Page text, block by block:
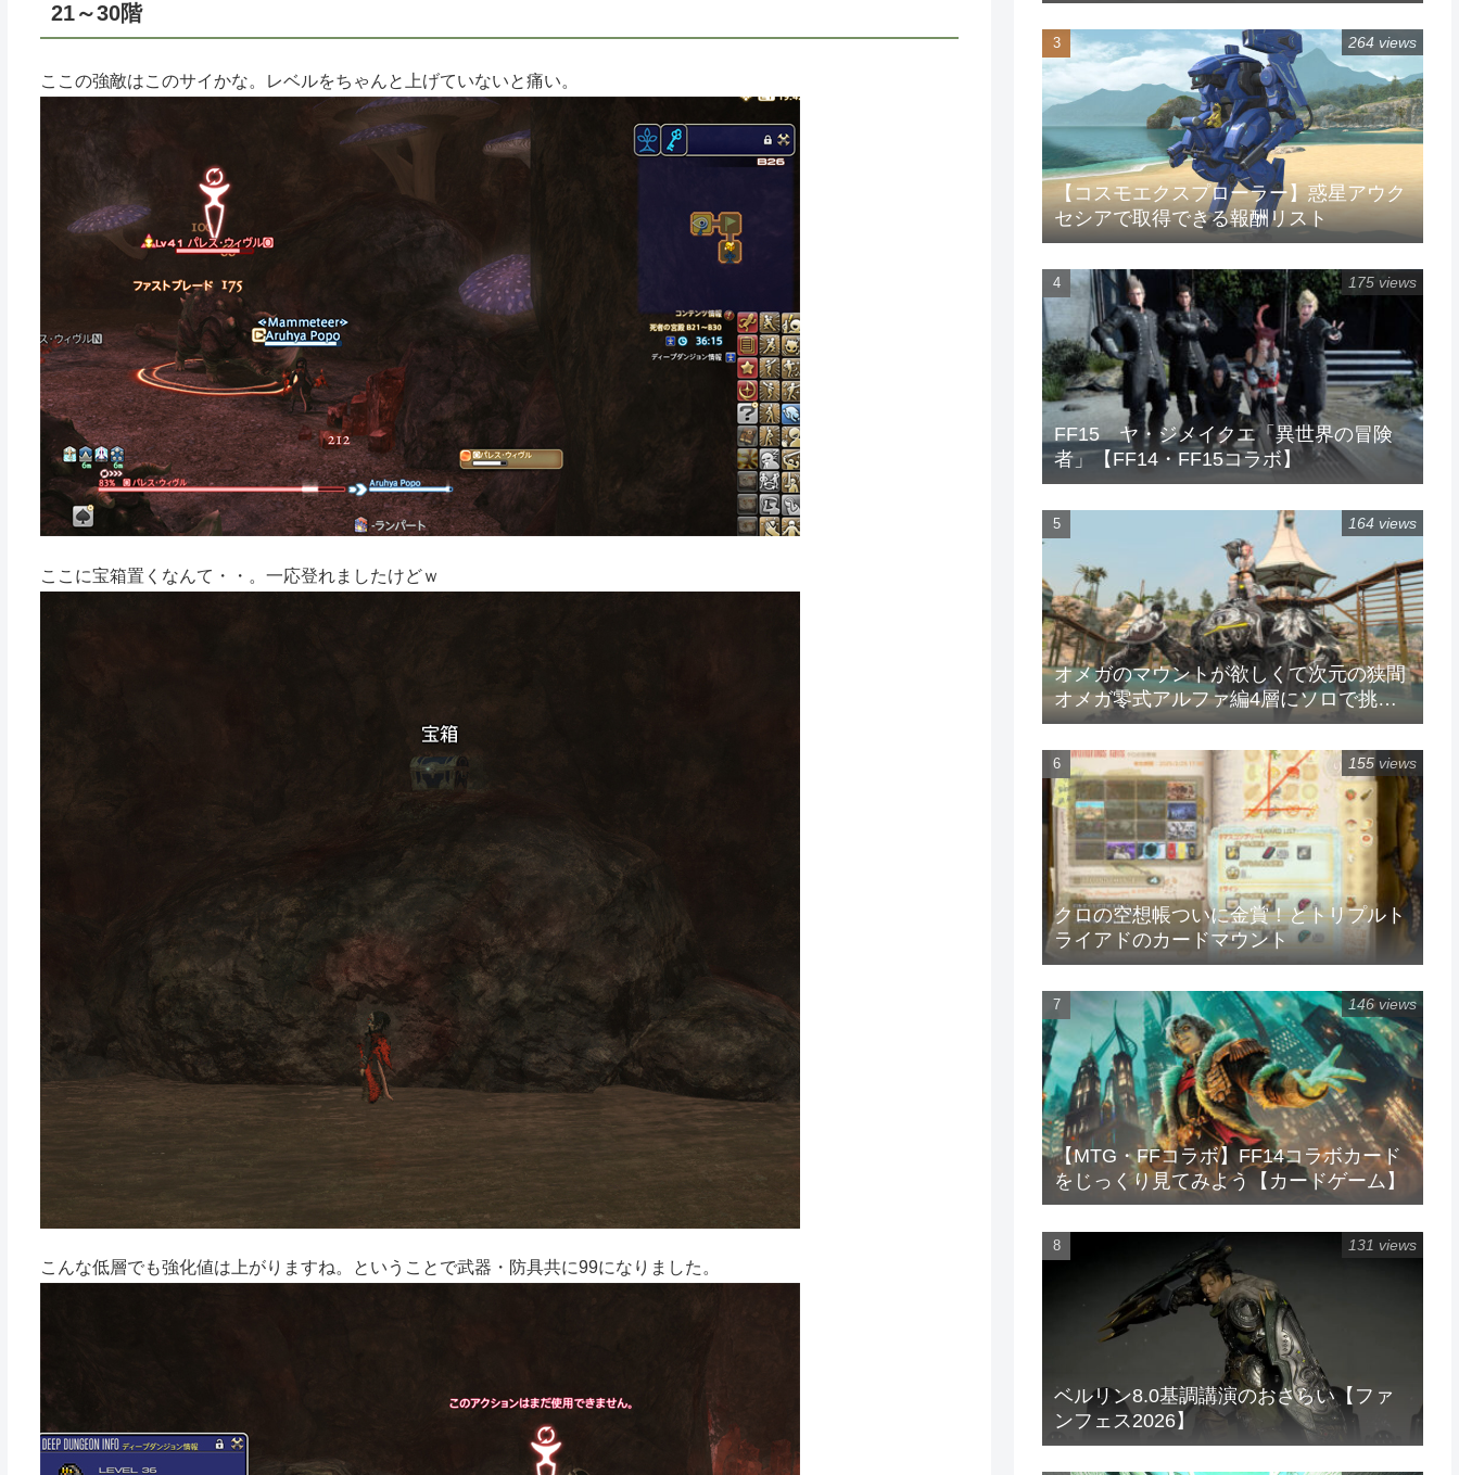
21～30階
ここの強敵はこのサイかな。レベルをちゃんと上げていないと痛い。
ここに宝箱置くなんて・・。一応登れましたけどｗ
こんな低層でも強化値は上がりますね。ということで武器・防具共に99になりました。
【コスモエクスプローラー】惑星アウク
セシアで取得できる報酬リスト
264 views
FF15 ヤ・ジメイクエ「異世界の冒険
者」【FF14・FF15コラボ】
175 views
オメガのマウントが欲しくて次元の狭間
オメガ零式アルファ編4層にソロで挑戦
してみた
164 views
クロの空想帳ついに金賞！とトリプルト
ライアドのカードマウント
155 views
【MTG・FFコラボ】FF14コラボカード
をじっくり見てみよう【カードゲーム】
146 views
ベルリン8.0基調講演のおさらい【ファ
ンフェス2026】
131 views